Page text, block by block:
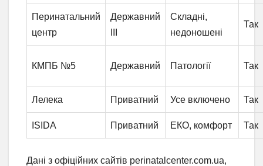
Перинатальний
центр
Державний
Складні,
недоношені
Так
КМПБ №5 Державний Патології Так
Лелека Приватний Усе включено Так
ISIDA Приватний ЕКО, комфорт Так
Дані з офіційних сайтів perinatalcenter.com.ua,